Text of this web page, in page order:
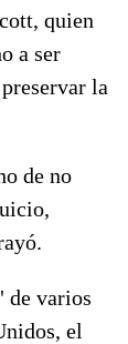
quien
a ser
la
de no
varios
el